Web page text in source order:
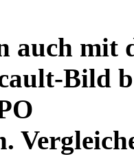
auch mit
Bild